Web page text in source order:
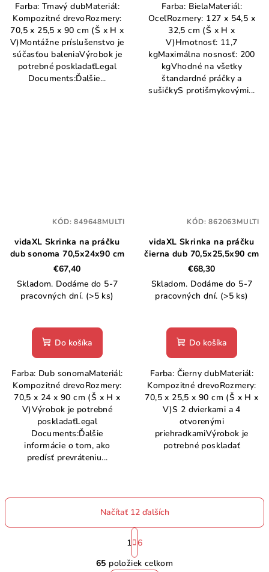
Farba: Tmavý dubMateriál:
Kompozitné drevoRozmery:
70,5 x 25,5 x 90 cm (Š x H x
V)Montážne príslušenstvo je
súčasťou baleniaVýrobok je
potrebné poskladaťLegal
Documents:Ďalšie...
Farba: BielaMateriál:
OceľRozmery: 127 x 54,5 x
32,5 cm (Š x H x
V)Hmotnosť: 11,7
kgMaximálna nosnosť: 200
kgVhodné na všetky
štandardné práčky a
sušičkyS protišmykovými...
vidaXL Skrinka na práčku
dub sonoma 70,5x24x90 cm
€67,40
Skladom. Dodáme do 5-7
pracovných dní. (>5 ks)
Do košíka
Farba: Dub sonomaMateriál:
Kompozitné drevoRozmery:
70,5 x 24 x 90 cm (Š x H x
V)Výrobok je potrebné
poskladaťLegal
Documents:Ďalšie
informácie o tom, ako
predísť prevráteniu...
KÓD:849648MULTI
vidaXL Skrinka na práčku
čierna dub 70,5x25,5x90 cm
€68,30
Skladom. Dodáme do 5-7
pracovných dní. (>5 ks)
Do košíka
Farba: Čierny dubMateriál:
Kompozitné drevoRozmery:
70,5 x 25,5 x 90 cm (Š x H x
V)S 2 dvierkami a 4
otvorenými
priehradkamiVýrobok je
potrebné poskladať
KÓD:862063MULTI
O
v
Načítať 12 ďalších
S
t
r
á
1 6
65 položiek celkom